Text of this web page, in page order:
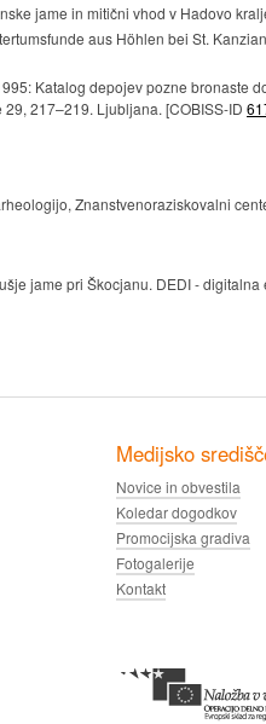
jame in mitični vhod v Hadovo
aus Höhlen bei St.
Katalog depojev pozne bronaste
217–219. Ljubljana. [COBISS-ID
Znanstvenoraziskovalni
jame pri Škocjanu. DEDI -
Medijsko
Novice in obvestila
Koledar dogodkov
Promocijska gradiva
Fotogalerije
Kontakt